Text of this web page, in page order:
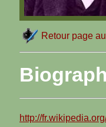
Retour page
http://